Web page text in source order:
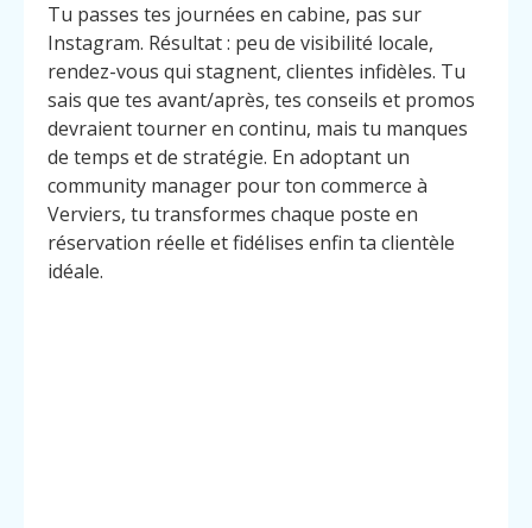
Tu passes tes journées en cabine, pas sur
Instagram. Résultat : peu de visibilité locale,
rendez-vous qui stagnent, clientes infidèles. Tu
sais que tes avant/après, tes conseils et promos
devraient tourner en continu, mais tu manques
de temps et de stratégie. En adoptant un
community manager pour ton commerce à
Verviers, tu transformes chaque poste en
réservation réelle et fidélises enfin ta clientèle
idéale.